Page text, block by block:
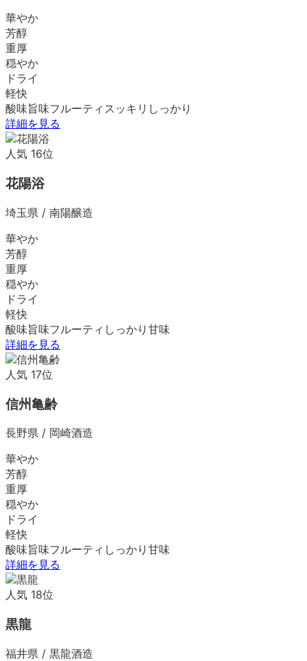
華やか
芳醇
重厚
穏やか
ドライ
軽快
酸味旨味フルーティ スッキリ しっかり
詳細を見る
人気 16位
花陽浴
埼玉県 / 南陽醸造
華やか
芳醇
重厚
穏やか
ドライ
軽快
酸味旨味フルーティ しっかり 甘味
詳細を見る
人気 17位
信州亀齢
長野県 / 岡崎酒造
華やか
芳醇
重厚
穏やか
ドライ
軽快
酸味旨味フルーティ しっかり 甘味
詳細を見る
人気 18位
黒龍
福井県 / 黒龍酒造